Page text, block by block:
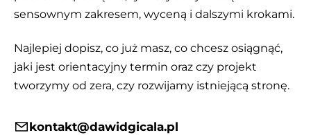
sensownym zakresem, wyceną i dalszymi krokami.
Najlepiej dopisz, co już masz, co chcesz osiągnąć,
jaki jest orientacyjny termin oraz czy projekt
tworzymy od zera, czy rozwijamy istniejącą stronę.
kontakt@dawidgicala.pl